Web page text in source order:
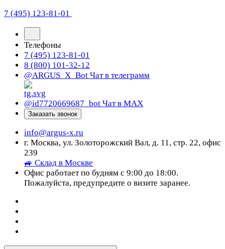
7 (495) 123-81-01
Телефоны
7 (495) 123-81-01
8 (800) 101-32-12
@ARGUS_X_Bot Чат в телеграмм
@id7720669687_bot Чат в МАХ
Заказать звонок
info@argus-x.ru
г. Москва, ул. Золоторожский Вал, д. 11, стр. 22, офис
239
🚙 Склад в Москве
Офис работает по будням с 9:00 до 18:00.
Пожалуйста, предупредите о визите заранее.